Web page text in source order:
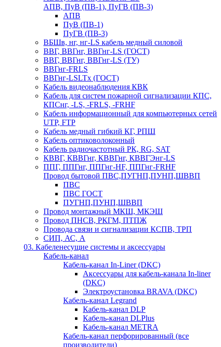
АПВ, ПуВ (ПВ-1), ПуГВ (ПВ-3)
АПВ
ПуВ (ПВ-1)
ПуГВ (ПВ-3)
ВБШв, нг, нг-LS кабель медный силовой
ВВГ, ВВГнг, ВВГнг-LS (ГОСТ)
ВВГ, ВВГнг, ВВГнг-LS (ТУ)
ВВГнг-FRLS
ВВГнг-LSLTx (ГОСТ)
Кабель видеонаблюдения КВК
Кабель для систем пожарной сигнализации КПС,
КПСнг, -LS, -FRLS, -FRHF
Кабель информационный для компьютерных сетей
UTP, FTP
Кабель медный гибкий КГ, РПШ
Кабель оптиковолоконный
Кабель радиочастотный РК, RG, SAT
КВВГ, КВВГнг, КВВГнг, КВВГЭнг-LS
ППГ, ППГнг, ППГнг-HF, ППГнг-FRHF
Провод бытовой ПВС,ПУГНП,ПУНП,ШВВП
ПВС
ПВС ГОСТ
ПУГНП,ПУНП,ШВВП
Провод монтажный МКШ, МКЭШ
Провод ПНСВ, РКГМ, ПТПЖ
Провода связи и сигнализации КСПВ, ТРП
СИП, АС, А
03. Кабеленесущие системы и аксессуары
Кабель-канал
Кабель-канал In-Liner (DKC)
Аксессуары для кабель-канала In-liner
(DKC)
Электроустановка BRAVA (DKC)
Кабель-канал Legrand
Кабель-канал DLP
Кабель-канал DLPlus
Кабель-канал METRA
Кабель-канал перфорированный (все
производители)